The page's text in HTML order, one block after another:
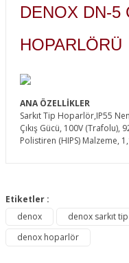
DENOX DN-5
HOPARLÖRÜ
ANA ÖZELLİKLER
Sarkıt Tip Hoparlör,IP55
Çıkış Gücü, 100V (Trafolu),
Polistiren (HIPS) Malzeme,
konularda yetersiz
Görüş ve önerileriniz
Etiketler :
denox
denox sarkıt
denox hoparlör